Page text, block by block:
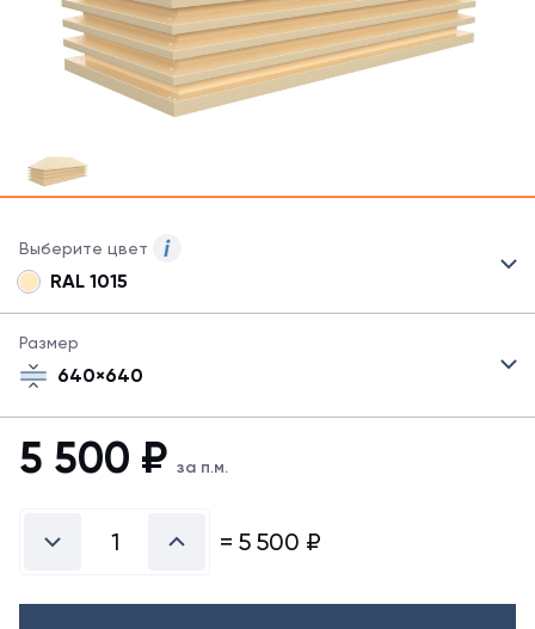
Выберите цвет
данного
Для
свяжитесь
RAL 1015
Размер
640×640
5 500 ₽ за п.м.
= 5 500 ₽